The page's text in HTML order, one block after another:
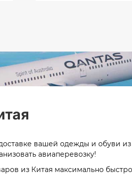
вашей одежды и обуви
авиаперевозку!
из Китая максимально